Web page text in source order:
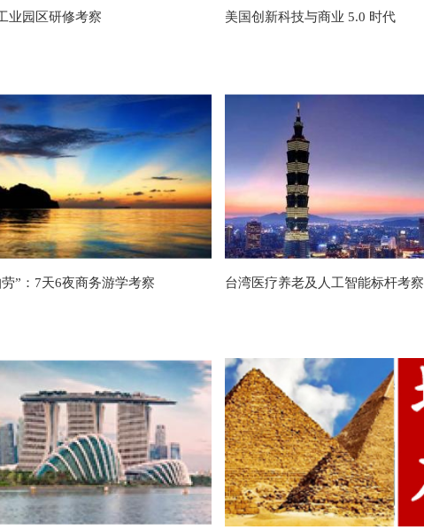
业园区研修考察 美国创新科技与商业 5.0 时代
”：7天6夜商务游学考察 台湾医疗养老及人工智能标杆考察